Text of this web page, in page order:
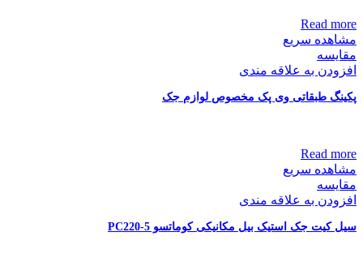
Read more
مشاهده سریع
مقایسه
افزودن به علاقه مندی
پکینگ طبقاتی وی پک مخصوص لوازم جک
Read more
مشاهده سریع
مقایسه
افزودن به علاقه مندی
سیل کیت جک استیک بیل مکانیکی کوماتسو PC220-5